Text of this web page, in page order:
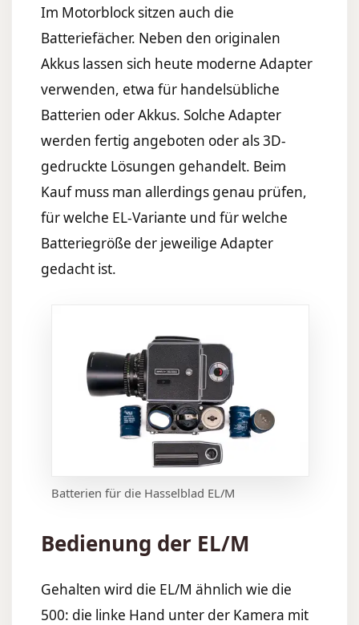
Im Motorblock sitzen auch die
Batteriefächer. Neben den originalen
Akkus lassen sich heute moderne Adapter
verwenden, etwa für handelsübliche
Batterien oder Akkus. Solche Adapter
werden fertig angeboten oder als 3D-
gedruckte Lösungen gehandelt. Beim
Kauf muss man allerdings genau prüfen,
für welche EL-Variante und für welche
Batteriegröße der jeweilige Adapter
gedacht ist.
Batterien für die Hasselblad EL/M
Bedienung der EL/M
Gehalten wird die EL/M ähnlich wie die
500: die linke Hand unter der Kamera mit